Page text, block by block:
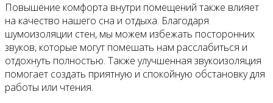
Повышение комфорта внутри помещений также влияет
на качество нашего сна и отдыха. Благодаря
шумоизоляции стен, мы можем избежать посторонних
звуков, которые могут помешать нам расслабиться и
отдохнуть полностью. Также улучшенная звукоизоляция
помогает создать приятную и спокойную обстановку для
работы или чтения.